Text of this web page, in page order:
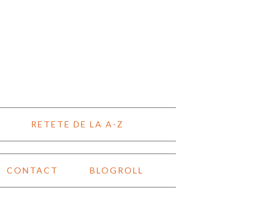
RETETE DE LA A-Z
CONTACT BLOGROLL